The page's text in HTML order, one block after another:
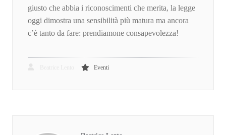
giusto che abbia i riconoscimenti che merita, la legge
oggi dimostra una sensibilità più matura ma ancora
c’è tanto da fare: prendiamone consapevolezza!
Eventi